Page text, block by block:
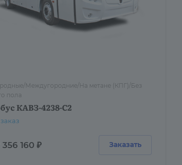
Междугородние/На метане (КПГ)/Без
пола
КАВЗ-4238-C2
356 160 ₽ Заказать